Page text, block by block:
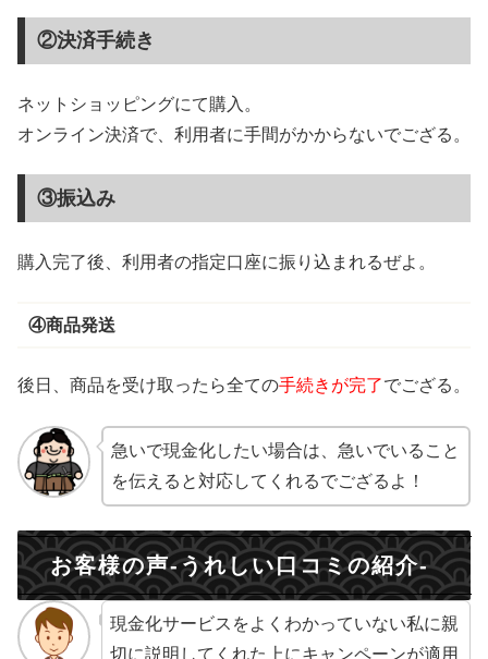
②決済手続き
ネットショッピングにて購入。
オンライン決済で、利用者に手間がかからないでござる。
③振込み
購入完了後、利用者の指定口座に振り込まれるぜよ。
④商品発送
後日、商品を受け取ったら全ての手続きが完了でござる。
急いで現金化したい場合は、急いでいること
を伝えると対応してくれるでござるよ！
お客様の声-うれしい口コミの紹介-
現金化サービスをよくわかっていない私に親
切に説明してくれた上にキャンペーンが適用